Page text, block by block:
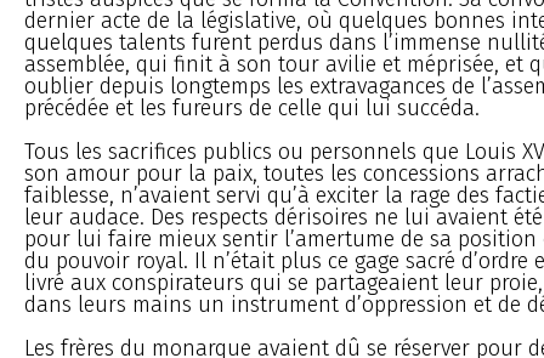
dernier acte de la législative, où quelques bonnes
quelques talents furent perdus dans l’immense
assemblée, qui finit à son tour avilie et méprisée, et
oublier depuis longtemps les extravagances de
précédée et les fureurs de celle qui lui succéda.
Tous les sacrifices publics ou personnels que Louis
son amour pour la paix, toutes les concessions
faiblesse, n’avaient servi qu’à exciter la rage des
leur audace. Des respects dérisoires ne lui avaient
pour lui faire mieux sentir l’amertume de sa position
du pouvoir royal. Il n’était plus ce gage sacré d’ordre
livré aux conspirateurs qui se partageaient leur
dans leurs mains un instrument d’oppression et de
Les frères du monarque avaient dû se réserver pour